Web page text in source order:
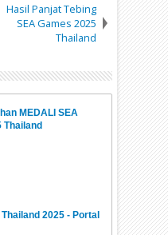
Hasil Panjat Tebing
SEA Games 2025
Thailand
MEDALI SEA
Thailand
2025 - Portal